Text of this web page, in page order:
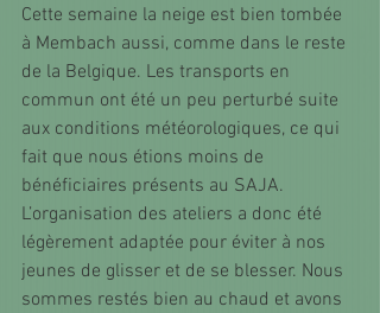
Cette semaine la neige est bien tombée
à Membach aussi, comme dans le reste
de la Belgique. Les transports en
commun ont été un peu perturbé suite
aux conditions météorologiques, ce qui
fait que nous étions moins de
bénéficiaires présents au SAJA.
L’organisation des ateliers a donc été
légèrement adaptée pour éviter à nos
jeunes de glisser et de se blesser. Nous
sommes restés bien au chaud et avons